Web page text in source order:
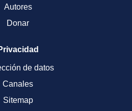
Autores
Donar
de datos
Canales
Sitemap